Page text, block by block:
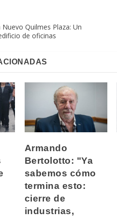
Quilmes Plaza: Un
de oficinas
Armando
Bertolotto: "Ya
sabemos cómo
termina esto:
cierre de
industrias,